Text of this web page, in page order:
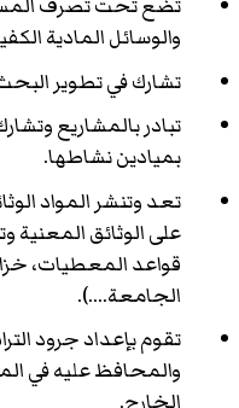
تضع تحت تصرف
والوسائل المادية
تشارك في تطوير
تبادر بالمشاريع
بميادين نشاطها.
تعد وتنشر المواد
على الوثائق المعنية
قواعد المعطيات،
الجامعة....).
تقوم بإعداد جرود
والمحافظ عليه في